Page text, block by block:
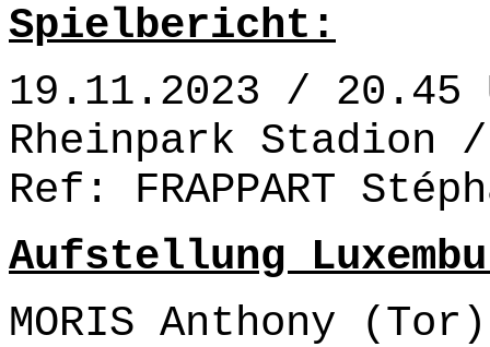
Spielbericht:
19.11.2023 / 20.45
Rheinpark Stadion
Ref: FRAPPART
Aufstellung
MORIS Anthony (Tor),